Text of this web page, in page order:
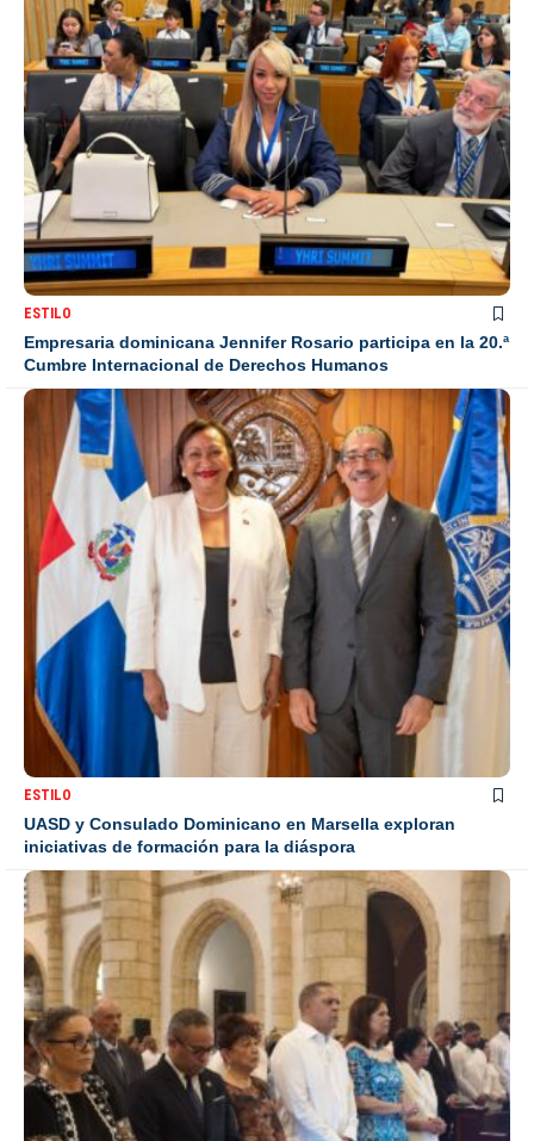
ESTILO
Empresaria dominicana Jennifer Rosario participa en la 20.ª
Cumbre Internacional de Derechos Humanos
ESTILO
UASD y Consulado Dominicano en Marsella exploran
iniciativas de formación para la diáspora